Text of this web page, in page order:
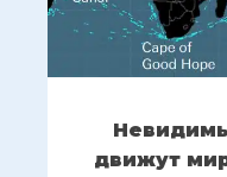
движут